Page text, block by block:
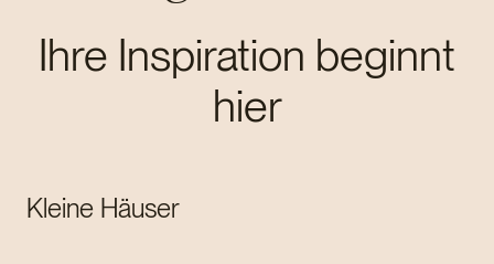
Ihre Inspiration beginnt
hier
Kleine Häuser